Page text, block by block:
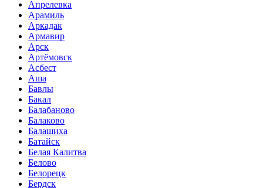
Апрелевка
Арамиль
Аркадак
Армавир
Арск
Артёмовск
Асбест
Аша
Бавлы
Бакал
Балабаново
Балаково
Балашиха
Батайск
Белая Калитва
Белово
Белорецк
Бердск